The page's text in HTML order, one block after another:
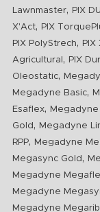
Lawnmaster, PIX
X'Act, PIX
PIX PolyStrech, PIX
Agricultural , PIX
Oleostatic,
Megadyne Basic,
Esaflex,
Gold , Megadyne
RPP, Megadyne
Megasync Gold ,
Megadyne
Megadyne
Megadyne Megarib